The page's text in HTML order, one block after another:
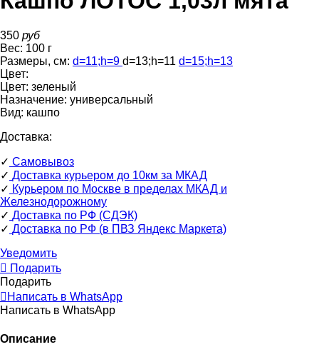
350 руб
Вес: 100 г
Размеры, см: d=11;h=9 d=13;h=11 d=15;h=13
Цвет:
Цвет: зеленый
Назначение: универсальный
Вид: кашпо
Доставка:
✓ Самовывоз
✓ Доставка курьером до 10км за МКАД
✓ Курьером по Москве в пределах МКАД и
Железнодорожному
✓ Доставка по РФ (СДЭК)
✓ Доставка по РФ (в ПВЗ Яндекс Маркета)
Уведомить
Подарить
Подарить
Написать в WhatsApp
Написать в WhatsApp
Описание